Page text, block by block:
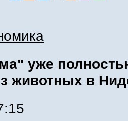
уже
животных в